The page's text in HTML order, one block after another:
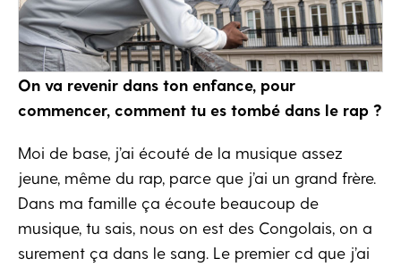
On va revenir dans ton enfance, pour
commencer, comment tu es tombé dans le rap ?
Moi de base, j’ai écouté de la musique assez
jeune, même du rap, parce que j’ai un grand frère.
Dans ma famille ça écoute beaucoup de
musique, tu sais, nous on est des Congolais, on a
surement ça dans le sang. Le premier cd que j’ai